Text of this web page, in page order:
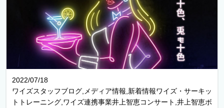
2022/07/18
ワイズスタッフブログ,メディア情報,新着情報ワイズ・サーキッ
トトレーニング,ワイズ連携事業井上智恵コンサート,井上智恵ボ